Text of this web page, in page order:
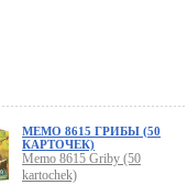
МЕМО 8615 ГРИБЫ (50
КАРТОЧЕК)
Memo 8615 Griby (50
kartochek)